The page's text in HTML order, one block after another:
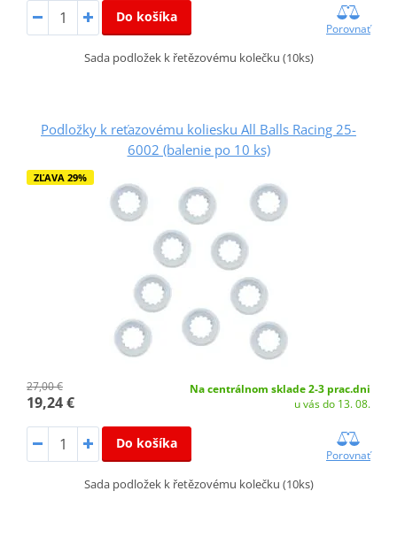
Do košíka
Porovnať
Sada podložek k řetězovému kolečku (10ks)
Podložky k reťazovému koliesku All Balls Racing 25-
6002 (balenie po 10 ks)
ZĽAVA 29%
27,00 €
19,24 €
Na centrálnom sklade 2-3 prac.dni
u vás do 13. 08.
Do košíka
Porovnať
Sada podložek k řetězovému kolečku (10ks)